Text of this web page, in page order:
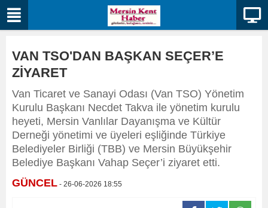
VAN TSO'DAN BAŞKAN SEÇER’E
ZİYARET
Van Ticaret ve Sanayi Odası (Van TSO) Yönetim
Kurulu Başkanı Necdet Takva ile yönetim kurulu
heyeti, Mersin Vanlılar Dayanışma ve Kültür
Derneği yönetimi ve üyeleri eşliğinde Türkiye
Belediyeler Birliği (TBB) ve Mersin Büyükşehir
Belediye Başkanı Vahap Seçer’i ziyaret etti.
GÜNCEL - 26-06-2026 18:55